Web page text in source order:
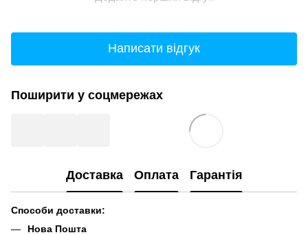
Написати відгук
Поширити у соцмережах
Доставка Оплата Гарантія
Способи доставки:
Нова Пошта